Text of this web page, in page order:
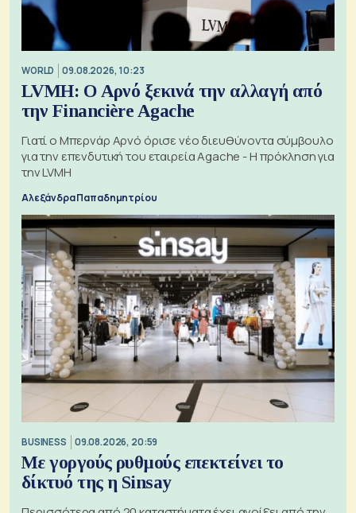
WORLD 09.08.2026, 10:23
LVMH: Ο Αρνό ξεκινά την αλλαγή από
την Financière Agache
Γιατί ο Μπερνάρ Αρνό όρισε νέο διευθύνοντα σύμβουλο
για την επενδυτική του εταιρεία Agache - Η πρόκληση για
την LVMH
Αλεξάνδρα Παπαδημητρίου
BUSINESS 09.08.2026, 20:59
Με γοργούς ρυθμούς επεκτείνει το
δίκτυό της η Sinsay